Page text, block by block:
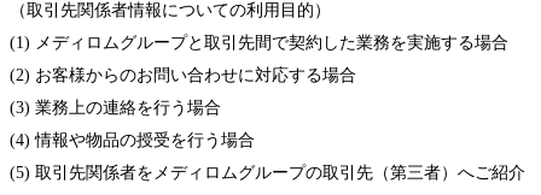
（取引先関係者情報についての利用目的）
(1) メディロムグループと取引先間で契約した業務を実施する場合
(2) お客様からのお問い合わせに対応する場合
(3) 業務上の連絡を行う場合
(4) 情報や物品の授受を行う場合
(5) 取引先関係者をメディロムグループの取引先（第三者）へご紹介